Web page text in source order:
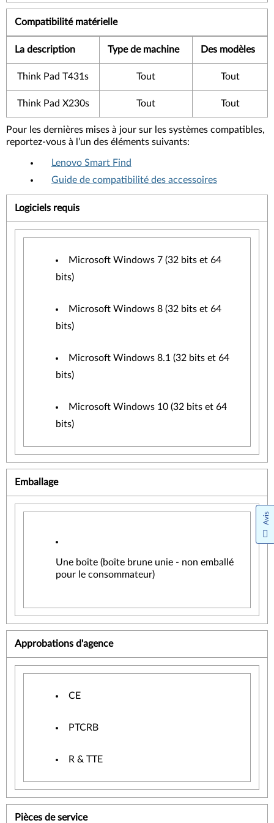
Compatibilité matérielle
La description Type de machine Des modèles
Think Pad T431s Tout Tout
Think Pad X230s Tout Tout
Pour les dernières mises à jour sur les systèmes compatibles,
reportez-vous à l’un des éléments suivants:
Lenovo Smart Find
Guide de compatibilité des accessoires
Logiciels requis
Microsoft Windows 7 (32 bits et 64
bits)
Microsoft Windows 8 (32 bits et 64
bits)
Microsoft Windows 8.1 (32 bits et 64
bits)
Microsoft Windows 10 (32 bits et 64
bits)
Emballage
Une boîte (boîte brune unie - non emballé
pour le consommateur)
Approbations d'agence
CE
PTCRB
R & TTE
Pièces de service
Avis